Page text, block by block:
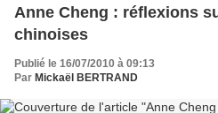
Anne Cheng : réflexions
chinoises
Publié le 16/07/2010 à 09:13
Par Mickaël BERTRAND